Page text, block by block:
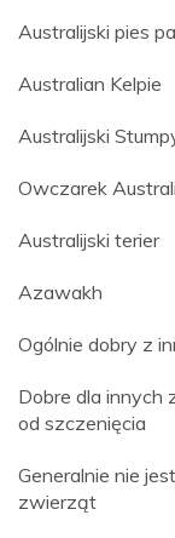
Australijski pies
Australian Kelpie
Australijski
Owczarek
Australijski terier
Azawakh
Ogólnie dobry z
Dobre dla innych
od szczenięcia
Generalnie nie
zwierząt